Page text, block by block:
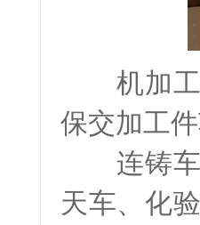
机加工
保交加工
连铸车
天车、化